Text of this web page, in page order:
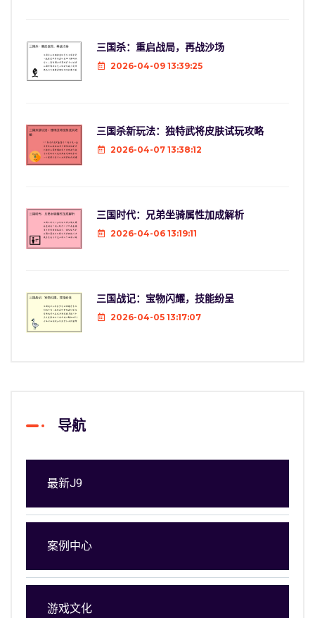
三国杀：重启战局，再战沙场
2026-04-09 13:39:25
三国杀新玩法：独特武将皮肤试玩攻略
2026-04-07 13:38:12
三国时代：兄弟坐骑属性加成解析
2026-04-06 13:19:11
三国战记：宝物闪耀，技能纷呈
2026-04-05 13:17:07
导航
最新J9
案例中心
游戏文化